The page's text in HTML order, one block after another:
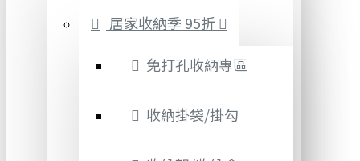
居家收納季 95折
免打孔收納專區
收納掛袋/掛勾